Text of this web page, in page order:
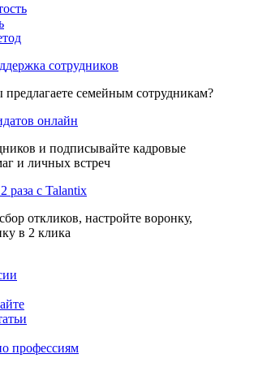
сотрудников
семейным сотрудникам?
онлайн
и подписывайте кадровые
и личных встреч
раза с Talantix
откликов, настройте воронку,
в 2 клика
профессиям